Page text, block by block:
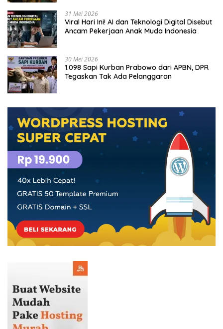
31 Mei 2026
Viral Hari Ini! AI dan Teknologi Digital Disebut
Ancam Pekerjaan Anak Muda Indonesia
30 Mei 2026
1.098 Sapi Kurban Prabowo dari APBN, DPR
Tegaskan Tak Ada Pelanggaran